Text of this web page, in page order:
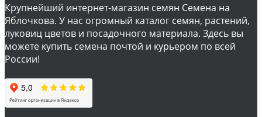
Крупнейший интернет-магазин семян Семена на
Яблочкова. У нас огромный каталог семян, растений,
луковиц цветов и посадочного материала. Здесь вы
можете купить семена почтой и курьером по всей
России!